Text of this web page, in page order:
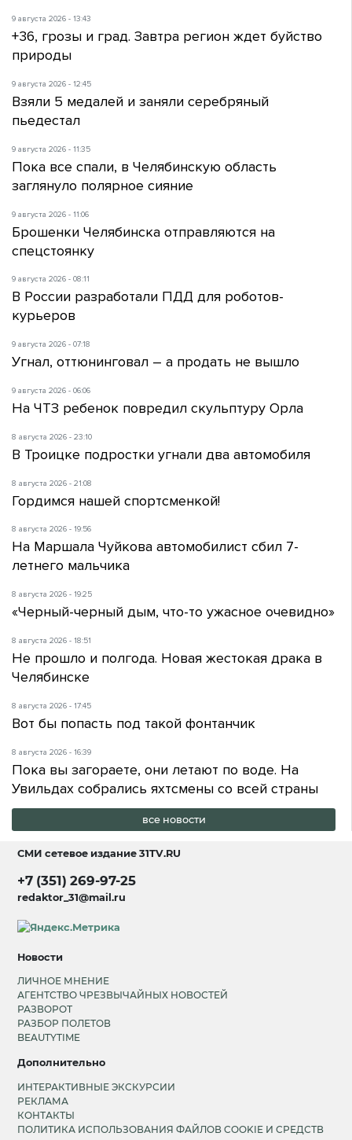
9 августа 2026 - 13:43
+36, грозы и град. Завтра регион ждет буйство
природы
9 августа 2026 - 12:45
Взяли 5 медалей и заняли серебряный
пьедестал
9 августа 2026 - 11:35
Пока все спали, в Челябинскую область
заглянуло полярное сияние
9 августа 2026 - 11:06
Брошенки Челябинска отправляются на
спецстоянку
9 августа 2026 - 08:11
В России разработали ПДД для роботов-
курьеров
9 августа 2026 - 07:18
Угнал, оттюнинговал – а продать не вышло
9 августа 2026 - 06:06
На ЧТЗ ребенок повредил скульптуру Орла
8 августа 2026 - 23:10
В Троицке подростки угнали два автомобиля
8 августа 2026 - 21:08
Гордимся нашей спортсменкой!
8 августа 2026 - 19:56
На Маршала Чуйкова автомобилист сбил 7-
летнего мальчика
8 августа 2026 - 19:25
«Черный-черный дым, что-то ужасное очевидно»
8 августа 2026 - 18:51
Не прошло и полгода. Новая жестокая драка в
Челябинске
8 августа 2026 - 17:45
Вот бы попасть под такой фонтанчик
8 августа 2026 - 16:39
Пока вы загораете, они летают по воде. На
Увильдах собрались яхтсмены со всей страны
все новости
СМИ сетевое издание31TV.RU
+7 (351) 269-97-25
redaktor_31@mail.ru
Новости
ЛИЧНОЕ МНЕНИЕ
АГЕНТСТВО ЧРЕЗВЫЧАЙНЫХ НОВОСТЕЙ
РАЗВОРОТ
РАЗБОР ПОЛЕТОВ
BEAUTYTIME
Дополнительно
ИНТЕРАКТИВНЫЕ ЭКСКУРСИИ
РЕКЛАМА
КОНТАКТЫ
ПОЛИТИКА ИСПОЛЬЗОВАНИЯ ФАЙЛОВ COOKIE И СРЕДСТВ